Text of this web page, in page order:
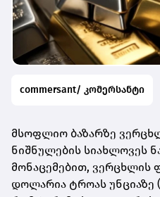
commersant/ კომერსანტი
მსოფლიო ბაზარზე
ნიშნულების სიახლოვეს
მონაცემებით, ვერცხლის
დოლარია ტროას უნციაზე